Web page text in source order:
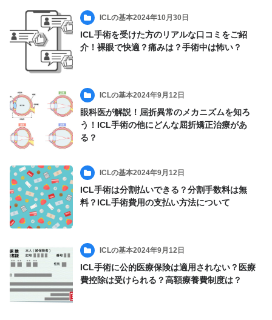
ICLの基本2024年10月30日
ICL手術を受けた方のリアルな口コミをご紹
介！裸眼で快適？痛みは？手術中は怖い？
ICLの基本2024年9月12日
眼科医が解説！屈折異常のメカニズムを知ろ
う！ICL手術の他にどんな屈折矯正治療があ
る？
ICLの基本2024年9月12日
ICL手術は分割払いできる？分割手数料は無
料？ICL手術費用の支払い方法について
ICLの基本2024年9月12日
ICL手術に公的医療保険は適用されない？医療
費控除は受けられる？高額療養費制度は？